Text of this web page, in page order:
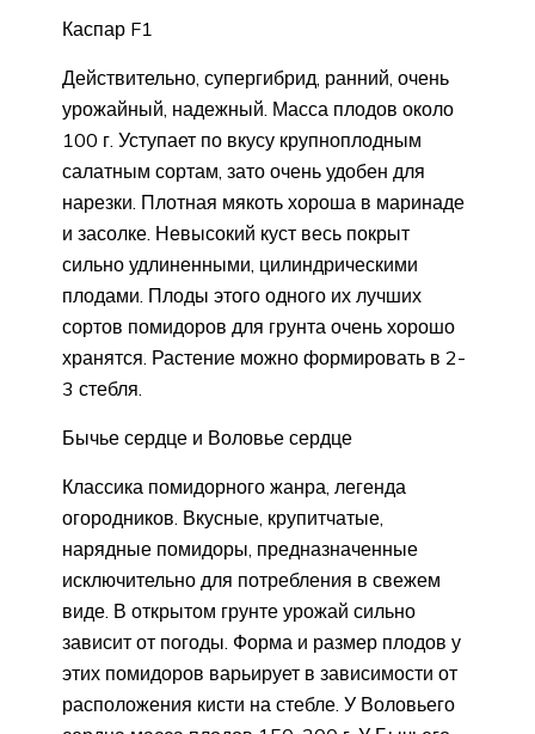
Каспар F1
Действительно, супергибрид, ранний, очень
урожайный, надежный. Масса плодов около
100 г. Уступает по вкусу крупноплодным
салатным сортам, зато очень удобен для
нарезки. Плотная мякоть хороша в маринаде
и засолке. Невысокий куст весь покрыт
сильно удлиненными, цилиндрическими
плодами. Плоды этого одного их лучших
сортов помидоров для грунта очень хорошо
хранятся. Растение можно формировать в 2-
3 стебля.
Бычье сердце и Воловье сердце
Классика помидорного жанра, легенда
огородников. Вкусные, крупитчатые,
нарядные помидоры, предназначенные
исключительно для потребления в свежем
виде. В открытом грунте урожай сильно
зависит от погоды. Форма и размер плодов у
этих помидоров варьирует в зависимости от
расположения кисти на стебле. У Воловьего